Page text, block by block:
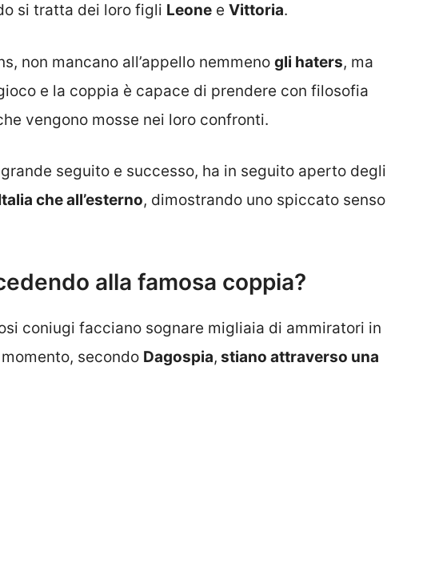
si tratta dei loro figli Leone e Vittoria.
non mancano all’appello nemmeno gli haters, ma
e la coppia è capace di prendere con filosofia
vengono mosse nei loro confronti.
seguito e successo, ha in seguito aperto degli
che all’esterno, dimostrando uno spiccato senso
alla famosa coppia?
coniugi facciano sognare migliaia di ammiratori in
secondo Dagospia, stiano attraverso una